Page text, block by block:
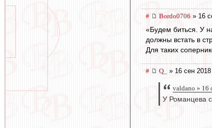
# Bordo0706 » 16
«Будем биться. У
должны встать в
Для таких
# Q_ » 16 сен
valdano » 16
У Романцева